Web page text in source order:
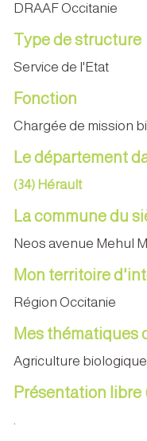
DRAAF Occitanie
Type de structure
Service de l'Etat
Fonction
Chargée de mission
Le département
(34) Hérault
La commune du
Neos avenue Mehul
Mon territoire
Région Occitanie
Mes thématiques
Agriculture
Présentation libre